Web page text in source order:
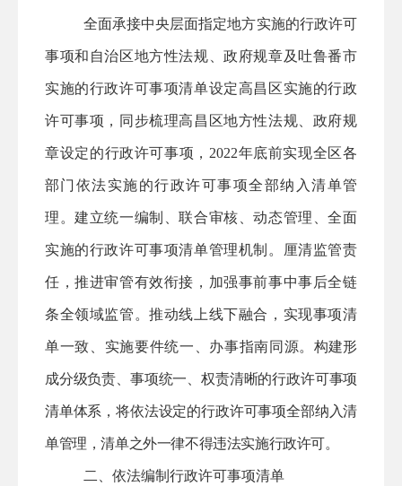
全面承接中央层面指定地方实施的行政许可
事项和 自治区地方性法规、政府规章及吐鲁番市
实施的行政许可事项清单设定高昌区实施的行政
许可事项 ， 同步梳理高昌区地方性法规、政府规
章设定的行政许可事项， 2022年底前实现全区各
部门 依法实施的行政许可事项全部纳入清单管
理。建立统一编制、联合审核、动态管理、全面
实施的行政许可事项清单管理机制。厘清监管责
任，推进审管有效衔接，加强事前事中事后全链
条全领域监管。推动线上线下融合，实现事项清
单一致、实施要件统一、办事指南同源。 构建形
成分级负责、事项统一、权责清晰的行政许可事项
清单体系，将依法设定的行政许可事项全部纳入清
单管理，清单之外一律不得违法实施行政许可。
二、依法编制行政许可事项清单